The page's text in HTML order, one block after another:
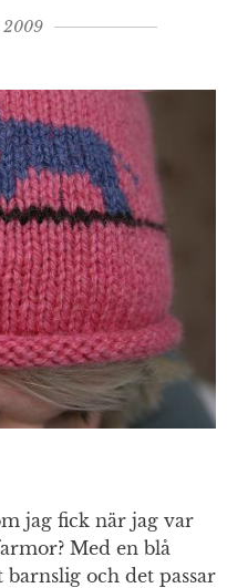
2009
jag fick när jag var
Med en blå
och det passar